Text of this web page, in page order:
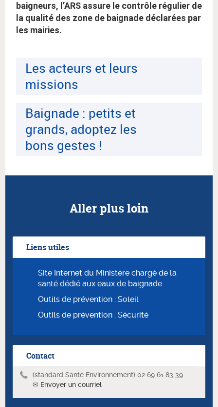
baigneurs, l’ARS assure le contrôle régulier de
la qualité des zone de baignade déclarées par
les mairies.
Les acteurs et leurs
missions
Baignade : petits et
grands, adoptez les
bons gestes !
Aller plus loin
Liens utiles
Site Internet du Ministère chargé de la
santé dédié aux eaux de baignade
Outils de prévention : Soleil
Outils de prévention : Sécurité
Contact
(standard Santé Environnement) 02 69 61 83 39
✉ Envoyer un courriel